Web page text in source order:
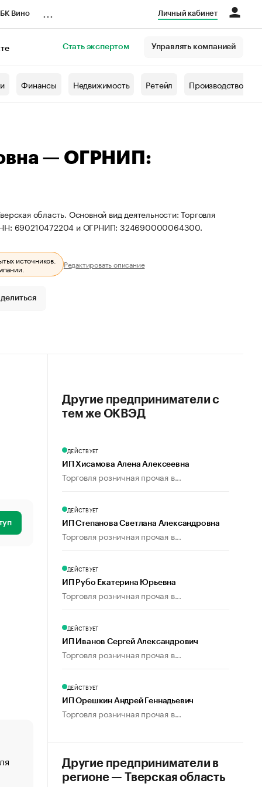
Вино Личный кабинет
Стать экспертом Управлять компанией
Финансы Недвижимость Ретейл Производство
— ОГРНИП:
область. Основной вид деятельности: Торговля
ИНН: 690210472204 и ОГРНИП: 324690000064300.
источников.
Редактировать описание
«От спорта тело стареет иначе». Как живет глава
создавшей GTA
Другие предприниматели с
тем же ОКВЭД
ДЕЙСТВУЕТ
ИП Хисамова Алена Алексеевна
Торговля розничная прочая в...
ДЕЙСТВУЕТ
ИП Степанова Светлана Александровна
Торговля розничная прочая в...
ДЕЙСТВУЕТ
ИП Рубо Екатерина Юрьевна
Торговля розничная прочая в...
ДЕЙСТВУЕТ
ИП Иванов Сергей Александрович
Торговля розничная прочая в...
ДЕЙСТВУЕТ
ИП Орешкин Андрей Геннадьевич
Торговля розничная прочая в...
Другие предприниматели в
регионе — Тверская область